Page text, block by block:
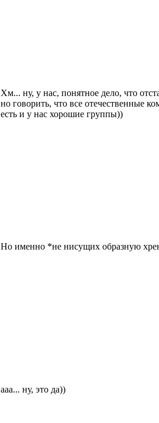
Хм... ну, у нас, понятное дело, что
но говорить, что все отечественные
есть и у нас хорошие группы))
Но именно *не нисущих образную
ааа... ну, это да))